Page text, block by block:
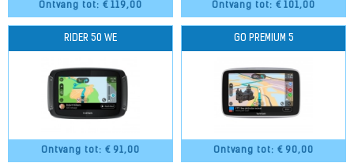
Ontvang tot: € 119,00 Ontvang tot: € 101,00
Ontvang tot: € 91,00
RIDER 50 WE
Ontvang tot: € 90,00
GO PREMIUM 5